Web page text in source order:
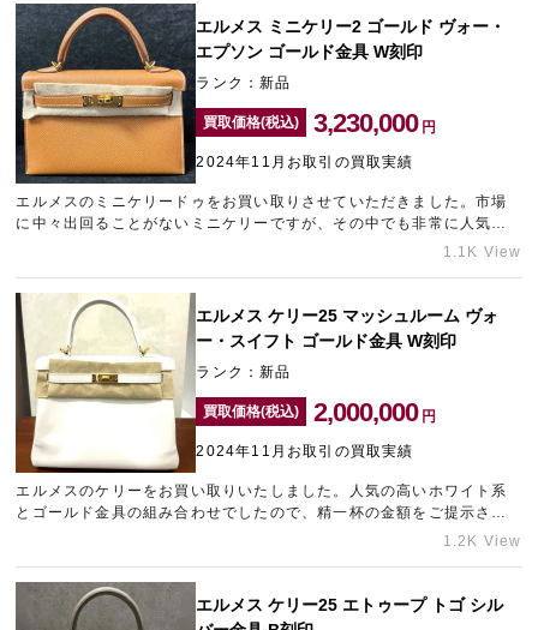
「ギャラリーレア名古屋大須店」をご利用くださいませ。
エルメス ミニケリー2 ゴールド ヴォー・
エプソン ゴールド金具 W刻印
ランク：新品
買取価格(税込) 3,230,000 円
2024年11月お取引の買取実績
エルメスのミニケリードゥをお買い取りさせていただきました。市場
に中々出回ることがないミニケリーですが、その中でも非常に人気が
高い組み合わせのゴールド×ゴールド金具のお品物です。お求めのお客
店「ギャラリーレア東心斎橋店」は、エルメスの高価買取に自信があ
ります！
1.1K View
エルメス ケリー25 マッシュルーム ヴォ
ー・スイフト ゴールド金具 W刻印
ランク：新品
買取価格(税込) 2,000,000 円
2024年11月お取引の買取実績
エルメスのケリーをお買い取りいたしました。人気の高いホワイト系
とゴールド金具の組み合わせでしたので、精一杯の金額をご提示させ
ていただきました。ご自宅の整理などで使わなくなったブランドバッ
1.2K View
エルメス ケリー25 エトゥープ トゴ シル